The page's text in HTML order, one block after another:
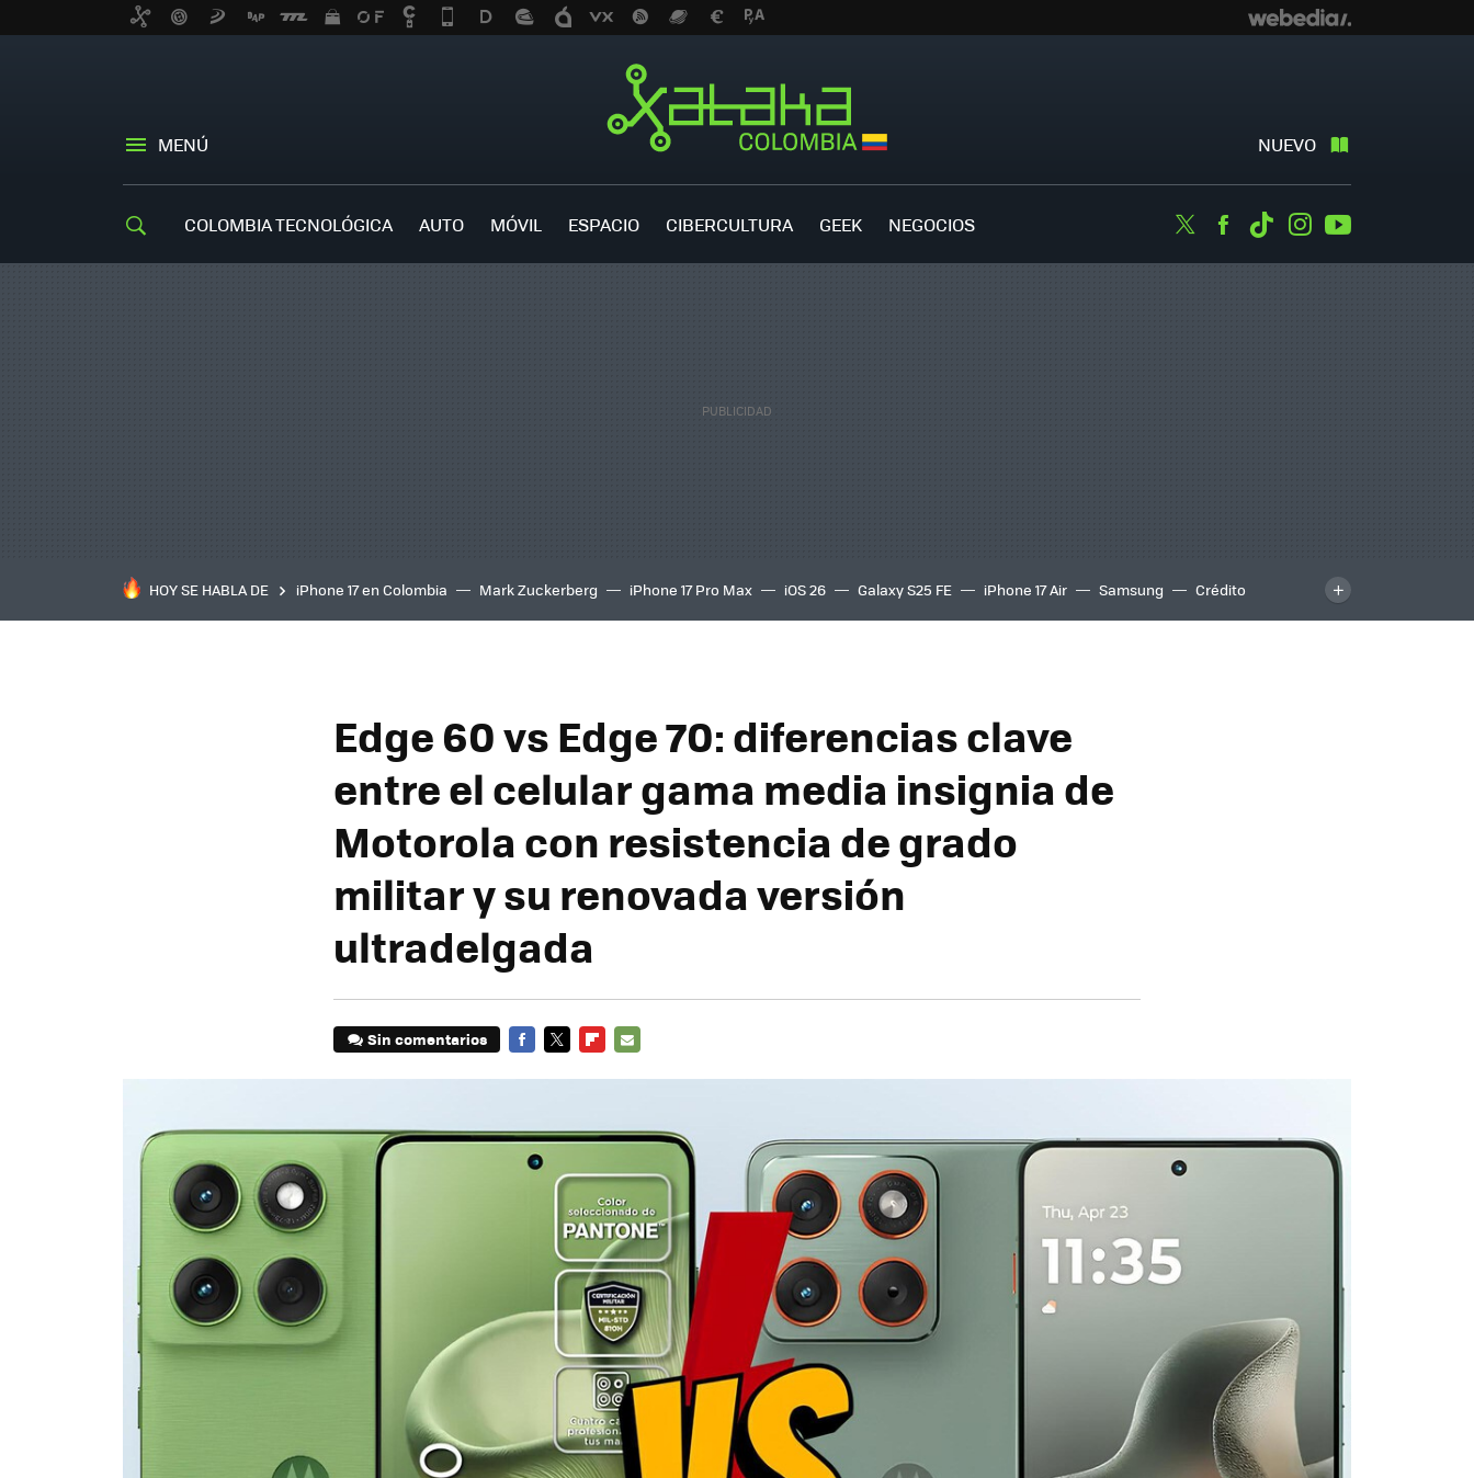
MENÚ NUEVO
COLOMBIA TECNOLÓGICA AUTO MÓVIL ESPACIO CIBERCULTURA GEEK NEGOCIOS TwitterFacebook
TiktokInstagram
HOY SE HABLA DE iPhone 17 en Colombia Mark Zuckerberg iPhone 17 Pro Max iOS 26 Galaxy S25 FE iPhone 17 Air Samsung
Crédito
inteligente
IA TCL C8K
Edge 60 vs Edge 70: diferencias clave
entre el celular gama media insignia de
Motorola con resistencia de grado
militar y su renovada versión
ultradelgada
Sin comentarios